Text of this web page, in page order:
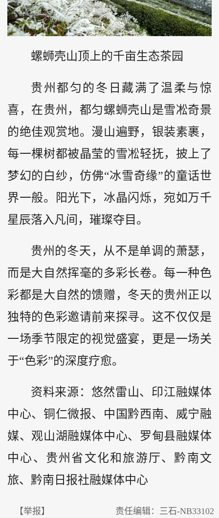
螺蛳壳山顶上的千亩生态茶园
贵州都匀的冬日藏满了温柔与惊
喜，在贵州，都匀螺蛳壳山是雪凇奇景
的绝佳观赏地。漫山遍野，银装素裹，
每一棵树都被晶莹的雪凇轻抚，披上了
梦幻的白纱，仿佛“冰雪奇缘”的童话世
界一般。阳光下，冰晶闪烁，宛如万千
星辰落入凡间，璀璨夺目。
贵州的冬天，从不是单调的萧瑟，
而是大自然挥毫的多彩长卷。每一种色
彩都是大自然的馈赠，冬天的贵州正以
独特的色彩邀请前来探寻。这不仅仅是
一场季节限定的视觉盛宴，更是一场关
于“色彩”的深度疗愈。
资料来源：悠然雷山、印江融媒体
中心、铜仁微报、中国黔西南、威宁融
媒、观山湖融媒体中心、罗甸县融媒体
中心、贵州省文化和旅游厅、黔南文
旅、黔南日报社融媒体中心
【举报】 责任编辑：三石-NB33102